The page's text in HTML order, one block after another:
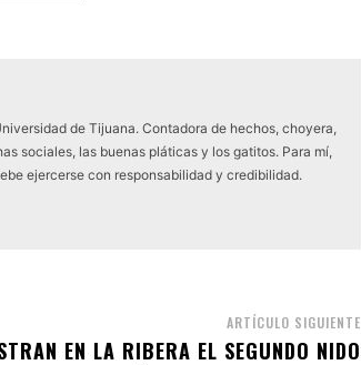
de Tijuana. Contadora de hechos, choyera,
sociales, las buenas pláticas y los gatitos. Para mí,
ejercerse con responsabilidad y credibilidad.
ARTÍCULO SIGUIENTE
EN LA RIBERA EL SEGUNDO NIDO